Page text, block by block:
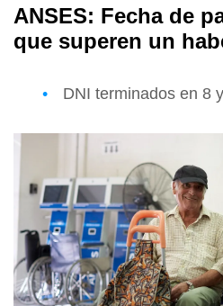
ANSES: Fecha de
que superen un
DNI terminados en 8